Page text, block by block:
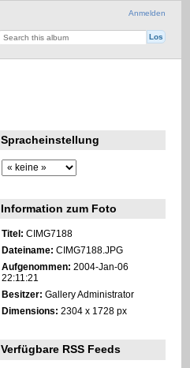
Anmelden
Spracheinstellung
Information zum Foto
Titel: CIMG7188
Dateiname: CIMG7188.JPG
Aufgenommen: 2004-Jan-06
22:11:21
Besitzer: Gallery Administrator
Dimensions: 2304 x 1728 px
Verfügbare RSS Feeds